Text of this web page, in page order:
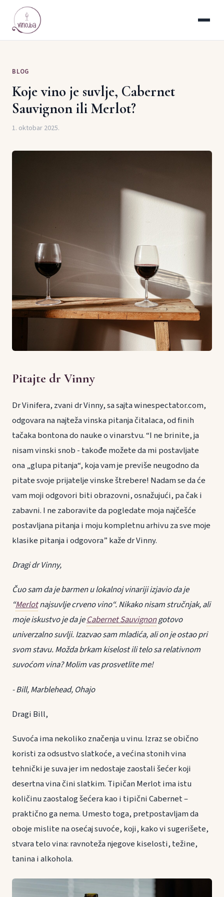
BLOG
Koje vino je suvlje, Cabernet
Sauvignon ili Merlot?
1. oktobar 2025.
Pitajte dr Vinny
Dr Vinifera, zvani dr Vinny, sa sajta winespectator.com,
odgovara na najteža vinska pitanja čitalaca, od finih
tačaka bontona do nauke o vinarstvu. “I ne brinite, ja
nisam vinski snob - takođe možete da mi postavljate
ona „glupa pitanja“, koja vam je previše neugodno da
pitate svoje prijatelje vinske štrebere! Nadam se da će
vam moji odgovori biti obrazovni, osnažujući, pa čak i
zabavni. I ne zaboravite da pogledate moja najčešće
postavljana pitanja i moju kompletnu arhivu za sve moje
klasike pitanja i odgovora” kaže dr Vinny.
Dragi dr Vinny,
Čuo sam da je barmen u lokalnoj vinariji izjavio da je
“Merlotnajsuvlje crveno vino“. Nikako nisam stručnjak, ali
moje iskustvo je da jeCabernetSauvignongotovo
univerzalno suvlji. Izazvao sam mladića, ali on je ostao pri
svom stavu. Možda brkam kiselost ili telo sa relativnom
suvoćom vina? Molim vas prosvetlite me!
- Bill, Marblehead, Ohajo
Dragi Bill,
Suvoća ima nekoliko značenja u vinu. Izraz se obično
koristi za odsustvo slatkoće, a većina stonih vina
tehnički je suva jer im nedostaje zaostali šećer koji
desertna vina čini slatkim. Tipičan Merlot ima istu
količinu zaostalog šećera kao i tipični Cabernet –
praktično ga nema. Umesto toga, pretpostavljam da
oboje mislite na osećaj suvoće, koji, kako vi sugerišete,
stvara telo vina: ravnoteža njegove kiselosti, težine,
tanina i alkohola.